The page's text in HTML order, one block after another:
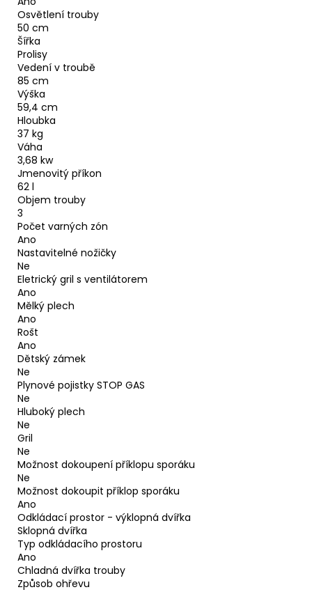
Osvětlení trouby
50 cm
Šířka
Prolisy
Vedení v troubě
85 cm
Výška
59,4 cm
Hloubka
37 kg
Váha
3,68 kw
Jmenovitý příkon
62 l
Objem trouby
3
Počet varných zón
Ano
Nastavitelné nožičky
Ne
Eletrický gril s ventilátorem
Ano
Mělký plech
Ano
Rošt
Ano
Dětský zámek
Ne
Plynové pojistky STOP GAS
Ne
Hluboký plech
Ne
Gril
Ne
Možnost dokoupení příklopu sporáku
Ne
Možnost dokoupit příklop sporáku
Ano
Odkládací prostor - výklopná dvířka
Sklopná dvířka
Typ odkládacího prostoru
Ano
Chladná dvířka trouby
Způsob ohřevu